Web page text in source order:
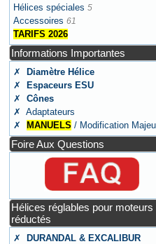
Hélices spéciales 5
Accessoires 61
TARIFS 2026
Informations Importantes
✗
Diamètre Hélice
✗
Espaceurs ESU
✗
Cônes
✗ Adaptateurs
✗
MANUELS / Modification
Foire Aux Questions
Hélices réglables pour moteurs
réductés
✗
DURANDAL & EXCALIBUR